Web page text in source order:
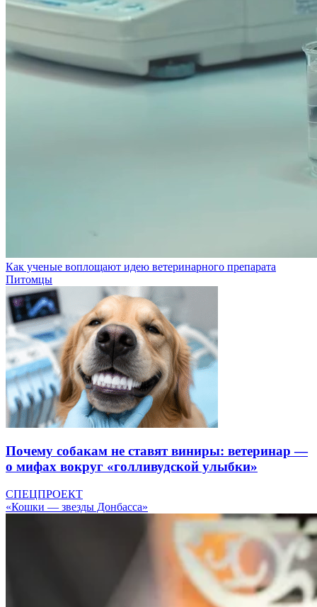
Как ученые воплощают идею ветеринарного препарата
Питомцы
Почему собакам не ставят виниры: ветеринар —
о мифах вокруг «голливудской улыбки»
СПЕЦПРОЕКТ
«Кошки — звезды Донбасса»